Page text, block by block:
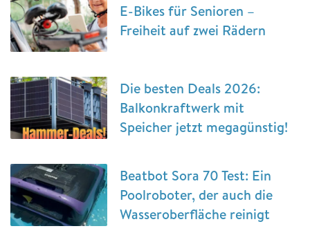
E-Bikes für Senioren –
Freiheit auf zwei Rädern
Die besten Deals 2026:
Balkonkraftwerk mit
Speicher jetzt megagünstig!
Beatbot Sora 70 Test: Ein
Poolroboter, der auch die
Wasseroberfläche reinigt